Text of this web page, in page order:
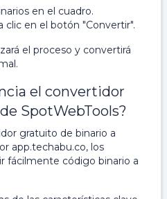
en el cuadro.
clic en el botón "Convertir".
el proceso y convertirá
el convertidor
SpotWebTools?
gratuito de binario a
app.techabu.co, los
fácilmente código binario a